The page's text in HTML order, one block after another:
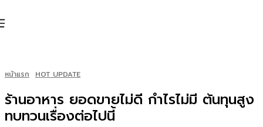
หน้าแรก HOT UPDATE
ร้านอาหาร ยอดขายไม่ดี กำไรไม่มี ต้นทุนสูง
ทบทวนเรื่องต่อไปนี้